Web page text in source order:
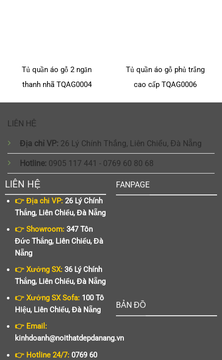
Tủ quần áo gỗ 2 ngăn
thanh nhã TQAG0004
Tủ quần áo gỗ phủ trắng
cao cấp TQAG0006
LIÊN HỆ
Địa chỉ VP: 26 Lý Chính Thắng, Liên Chiểu, Đà Nẵng
Hotline: 0905 117 441 - 0769 60 80 68
LIÊN HỆ
👉 Địa chỉ VP:26 Lý Chính
Thắng, Liên Chiểu, Đà Nẵng
👉 Showroom:347 Tôn
Đức Thắng, Liên Chiểu, Đà
Nẵng
👉 Xưởng SX:36 Lý Chính
Thắng, Liên Chiểu, Đà Nẵng
👉 Xưởng SX Sofa:100 Tô
Hiệu, Liên Chiểu, Đà Nẵng
👉 Email:
kinhdoanh@noithatdepdanang.vn
👉 Hotline 24/7:0769 60
FANPAGE
BẢN ĐỒ